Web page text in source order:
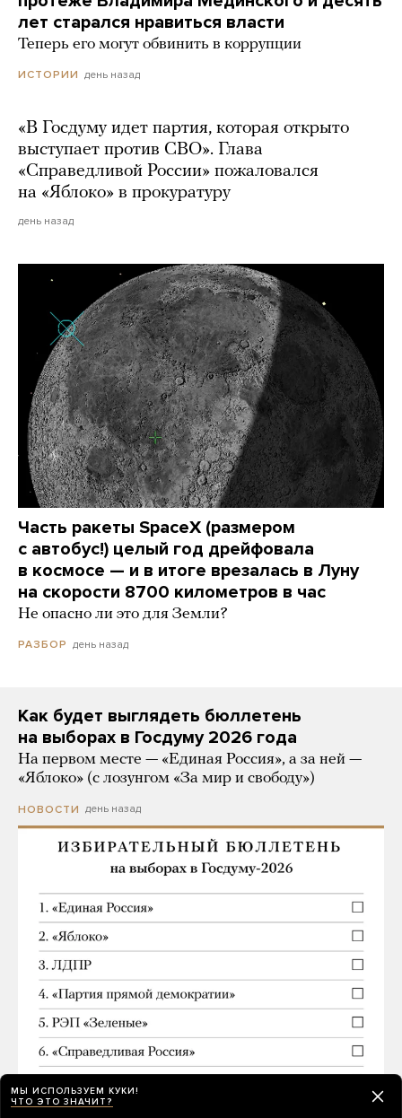
лет старался нравиться власти
Теперь его могут обвинить в коррупции
ИСТОРИИ день назад
«В Госдуму идет партия, которая открыто
выступает против СВО». Глава
«Справедливой России» пожаловался
на «Яблоко» в прокуратуру
день назад
Часть ракеты SpaceX (размером
с автобус!) целый год дрейфовала
в космосе — и в итоге врезалась в Луну
на скорости 8700 километров в час
Не опасно ли это для Земли?
РАЗБОР день назад
Как будет выглядеть бюллетень
на выборах в Госдуму 2026 года
На первом месте — «Единая Россия», а за ней —
«Яблоко» (с лозунгом «За мир и свободу»)
НОВОСТИ день назад
МЫ ИСПОЛЬЗУЕМ КУКИ!
ЧТО ЭТО ЗНАЧИТ?